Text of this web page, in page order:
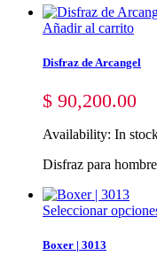
Añadir al carrito
Disfraz de Arcangel
$ 90,200.00
Availability: In
Disfraz para
Seleccionar
Boxer | 3013